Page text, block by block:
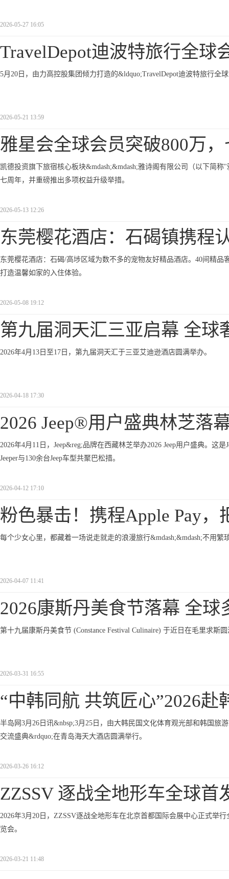
2026-05-27 16:05
TravelDepot迪波特旅行全球
5月20日，由力高控股集团倾力打造的&ldquo;TravelDepot迪波特旅行全
2026-05-21 13:59
雅星会全球会员突破800万
凯德投资旗下旅宿核心板块&mdash;&mdash;雅诗阁有限公司（以下简
七周年，并重磅推出多项权益升级举措。
2026-05-13 12:26
东莞樱花酒店：石碣镇携程
东莞樱花酒店：石碣/高埗区域为数不多的宠物友好精品酒店。40间精
打造温馨如家的入住体验。
2026-05-08 19:12
第九届洞天汇三亚启幕 全球
2026年4月13日至17日，第九届洞天汇于三亚艾迪逊酒店圆满举办。
2026-04-18 17:30
2026 Jeep®用户盛典林芝落
2026年4月11日，Jeep&reg;品牌在西藏林芝举办2026 Jeep用户盛典。这
Jeeper与130余台Jeep车型共聚巴松措。
2026-04-12 17:10
粉色暴击！携程Apple Pay，
每个少女心里，都藏着一场说走就走的浪漫旅行&mdash;&mdash;不用
2026-04-07 11:41
2026康斯丹美食节落幕 全球
第十九届康斯丹美食节 (Constance Festival Culinaire) 于近日在毛里求斯
2026-03-31 16:55
“中韩同航 共筑匠心”2026赴
半岛网3月26日讯&nbsp;3月25日，由大韩民国文化体育观光部和韩国旅
交流盛典&rdquo;在青岛海天大酒店圆满举行。
2026-03-26 16:12
ZZSSV 逐战全地形车全球首
2026年3月20日，ZZSSV逐战全地形车在北京首都国际会展中心正式举
览会。
2026-03-21 11:48